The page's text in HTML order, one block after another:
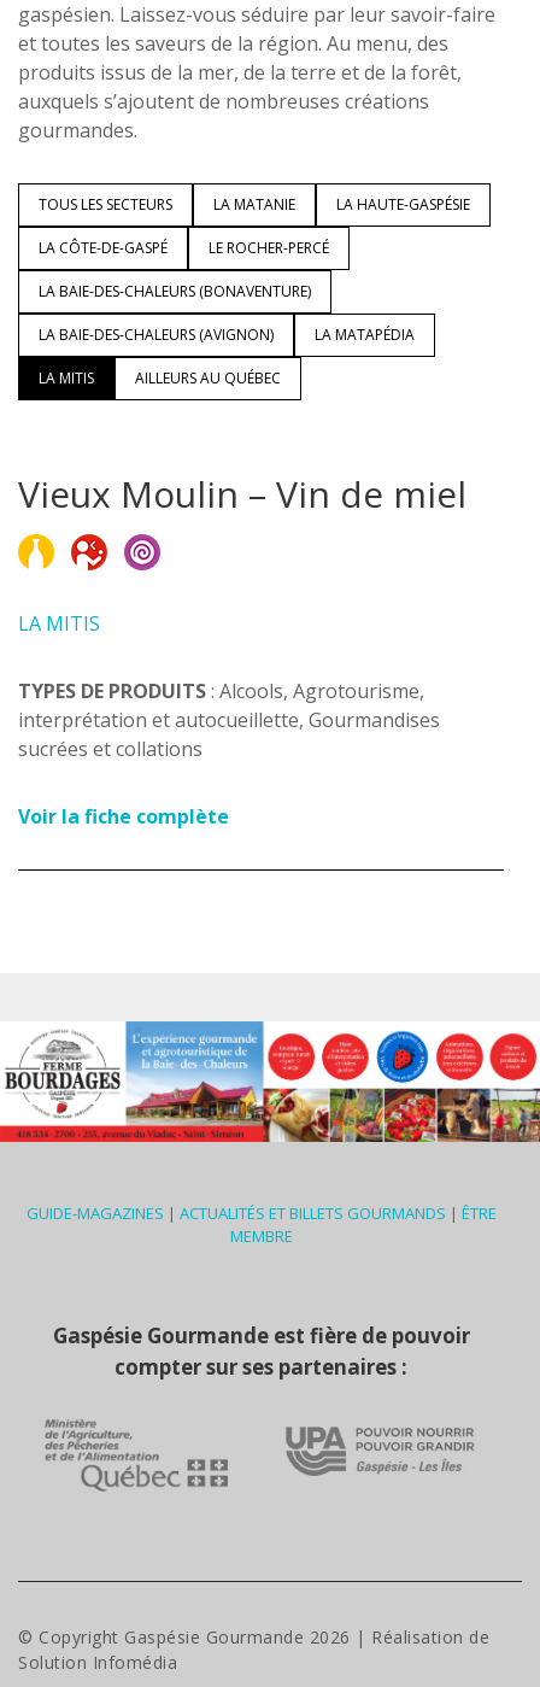
gaspésien. Laissez-vous séduire par leur savoir-faire
et toutes les saveurs de la région. Au menu, des
produits issus de la mer, de la terre et de la forêt,
auxquels s’ajoutent de nombreuses créations
gourmandes.
TOUS LES SECTEURS LA MATANIE LA HAUTE-GASPÉSIE
LA CÔTE-DE-GASPÉ LE ROCHER-PERCÉ
LA BAIE-DES-CHALEURS (BONAVENTURE)
LA BAIE-DES-CHALEURS (AVIGNON) LA MATAPÉDIA
LA MITIS AILLEURS AU QUÉBEC
Vieux Moulin – Vin de miel
LA MITIS
TYPES DE PRODUITS: Alcools, Agrotourisme,
interprétation et autocueillette, Gourmandises
sucrées et collations
Voir la fiche complète
GUIDE-MAGAZINES | ACTUALITÉS ET BILLETS GOURMANDS | ÊTRE
MEMBRE
Gaspésie Gourmande est fière de pouvoir
compter sur ses partenaires :
© Copyright Gaspésie Gourmande 2026 | Réalisation de
Solution Infomédia